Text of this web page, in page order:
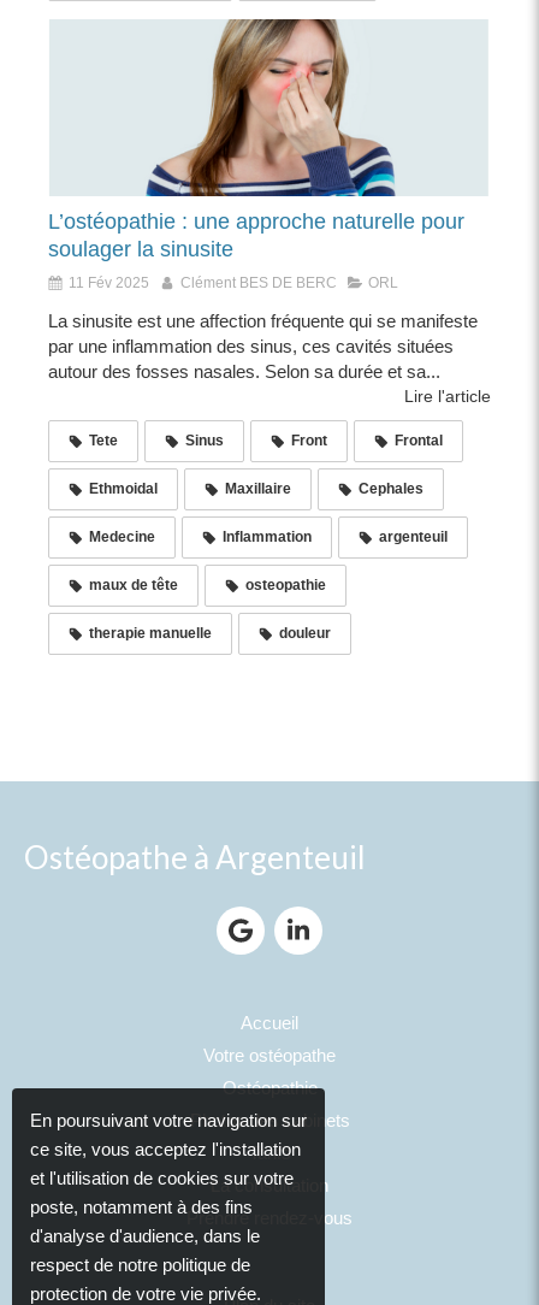
L’ostéopathie : une approche naturelle pour
soulager la sinusite
11 Fév 2025 Clément BES DE BERC ORL
La sinusite est une affection fréquente qui se manifeste
par une inflammation des sinus, ces cavités situées
autour des fosses nasales. Selon sa durée et sa...
Lire l'article
Tete Sinus Front Frontal
Ethmoidal Maxillaire Cephales
Medecine Inflammation argenteuil
maux de tête osteopathie
therapie manuelle douleur
Ostéopathe à Argenteuil
Accueil
Votre ostéopathe
Ostéopathie
Photos des cabinets
Tarifs
La consultation
Prendre rendez-vous
En poursuivant votre navigation sur
ce site, vous acceptez l'installation
et l'utilisation de cookies sur votre
poste, notamment à des fins
d'analyse d'audience, dans le
respect de notre politique de
protection de votre vie privée.